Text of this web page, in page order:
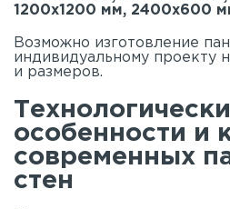
1200х1200 мм, 2400х600
Возможно изготовление
индивидуальному проекту
и размеров.
особенности и
современных
стен